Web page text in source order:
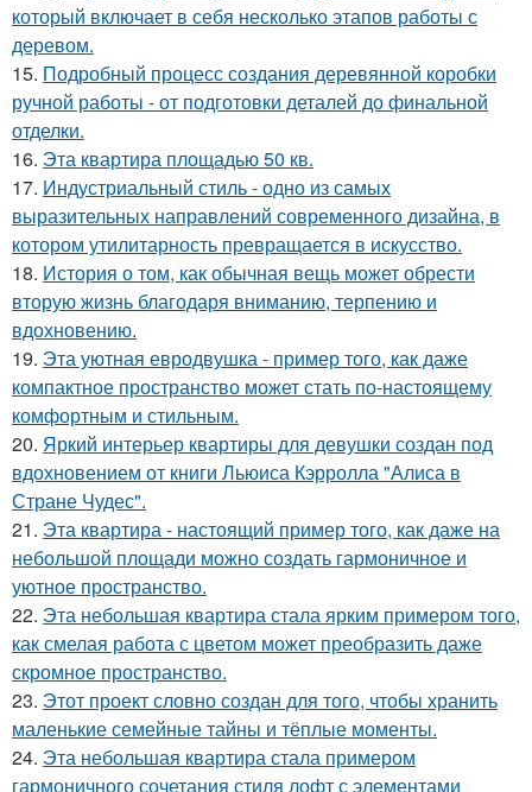
который включает в себя несколько этапов работы с
деревом.
15. Подробный процесс создания деревянной коробки
ручной работы - от подготовки деталей до финальной
отделки.
16. Эта квартира площадью 50 кв.
17. Индустриальный стиль - одно из самых
выразительных направлений современного дизайна, в
котором утилитарность превращается в искусство.
18. История о том, как обычная вещь может обрести
вторую жизнь благодаря вниманию, терпению и
вдохновению.
19. Эта уютная евродвушка - пример того, как даже
компактное пространство может стать по-настоящему
комфортным и стильным.
20. Яркий интерьер квартиры для девушки создан под
вдохновением от книги Льюиса Кэрролла "Алиса в
Стране Чудес".
21. Эта квартира - настоящий пример того, как даже на
небольшой площади можно создать гармоничное и
уютное пространство.
22. Эта небольшая квартира стала ярким примером того,
как смелая работа с цветом может преобразить даже
скромное пространство.
23. Этот проект словно создан для того, чтобы хранить
маленькие семейные тайны и тёплые моменты.
24. Эта небольшая квартира стала примером
гармоничного сочетания стиля лофт с элементами